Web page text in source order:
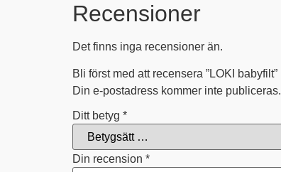
Recensioner
Det finns inga recensioner än.
Bli först med att recensera ”LOKI babyfilt”
Din e-postadress kommer inte publiceras.
Ditt betyg *
Din recension *